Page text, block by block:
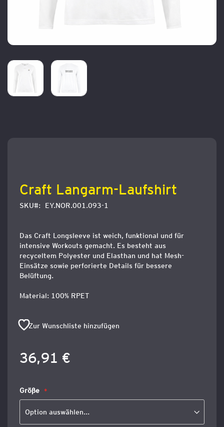
Craft Langarm-Laufshirt
SKU EY.NOR.001.093-1
Das Craft Longsleeve ist weich, funktional und für
intensive Workouts gemacht. Es besteht aus
recyceltem Polyester und Elasthan und hat Mesh-
Einsätze sowie perforierte Details für bessere
Belüftung.
Material: 100% RPET
Zur Wunschliste hinzufügen
36,91 €
Größe